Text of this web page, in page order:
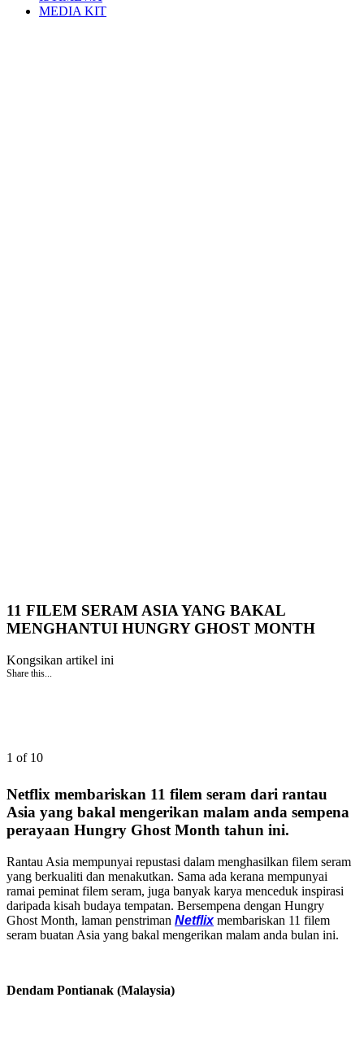
MEDIA KIT
11 FILEM SERAM ASIA YANG BAKAL
MENGHANTUI HUNGRY GHOST MONTH
Kongsikan artikel ini
Share this...
1 of 10
Netflix membariskan 11 filem seram dari rantau
Asia yang bakal mengerikan malam anda sempena
perayaan Hungry Ghost Month tahun ini.
Rantau Asia mempunyai repustasi dalam menghasilkan filem seram
yang berkualiti dan menakutkan. Sama ada kerana mempunyai
ramai peminat filem seram, juga banyak karya menceduk inspirasi
daripada kisah budaya tempatan. Bersempena dengan Hungry
Ghost Month, laman penstriman Netflixmembariskan 11 filem
seram buatan Asia yang bakal mengerikan malam anda bulan ini.
Dendam Pontianak (Malaysia)